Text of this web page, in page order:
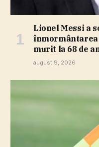
Lionel Messi a
înmormântarea
murit la 68 de
august 9, 2026